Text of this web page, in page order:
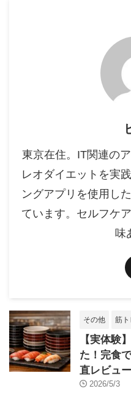
東京在住。IT関連の
レオダイエットを実
ングアプリを使用し
ています。セルフケ
味
その他 筋ト
【実体験
た！完食
直レビュー
2026/5/3